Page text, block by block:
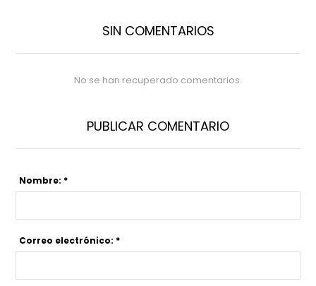
SIN COMENTARIOS
No se han recuperado comentarios.
PUBLICAR COMENTARIO
Nombre: *
Correo electrónico: *